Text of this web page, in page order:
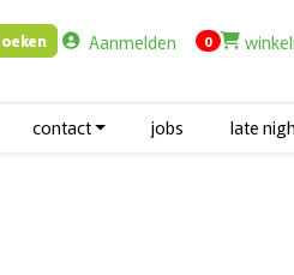
Aanmelden 0items in cart
contact jobs late